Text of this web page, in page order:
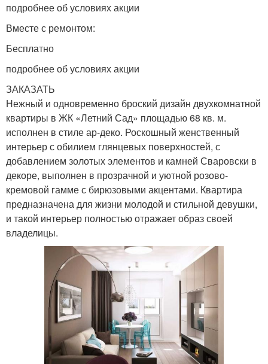
подробнее об условиях акции
Вместе с ремонтом:
Бесплатно
подробнее об условиях акции
ЗАКАЗАТЬ
Нежный и одновременно броский дизайн двухкомнатной
квартиры в ЖК «Летний Сад» площадью 68 кв. м.
исполнен в стиле ар-деко. Роскошный женственный
интерьер с обилием глянцевых поверхностей, с
добавлением золотых элементов и камней Сваровски в
декоре, выполнен в прозрачной и уютной розово-
кремовой гамме с бирюзовыми акцентами. Квартира
предназначена для жизни молодой и стильной девушки,
и такой интерьер полностью отражает образ своей
владелицы.